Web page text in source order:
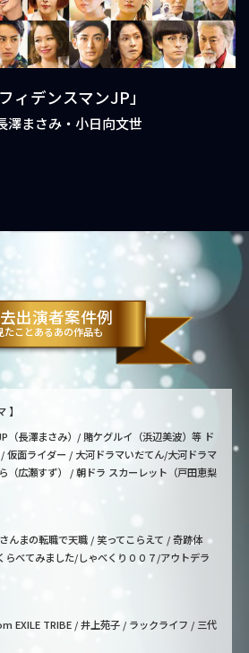
ィデンスマンJP」
澤まさみ・小日向文世
出演者案件例
たことあるあの作品も
】
（長澤まさみ）/ 賭ケグルイ（浜辺美波）等 ド
仮面ライダー / 大河ドラマいだてん/大河ドラマ
（広瀬すず） / 朝ドラ スカーレット（戸田恵梨
んまの転職で天職 / 笑ってこらえて / 奇跡体
らべてみました/しゃべくり００７/アウトデラ
EXILE TRIBE / 井上苑子 / ラックライフ / 三代